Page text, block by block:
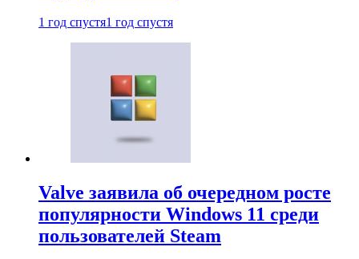
1 год спустя1 год спустя
Valve заявила об очередном росте
популярности Windows 11 среди
пользователей Steam